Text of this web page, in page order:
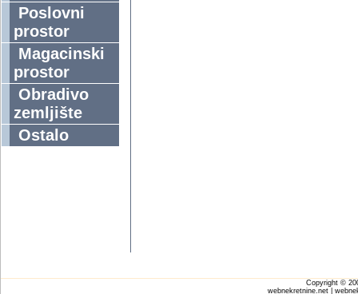
Poslovni
prostor
Magacinski
prostor
Obradivo
zemljište
Ostalo
Copyright ©
webnekretnine.net |